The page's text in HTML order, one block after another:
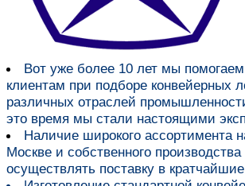
Вот уже более 10 лет мы
клиентам при подборе конвейерных
различных отраслей
это время мы стали настоящими
Наличие широкого ассортимента
Москве и собственного производства
осуществлять поставку в